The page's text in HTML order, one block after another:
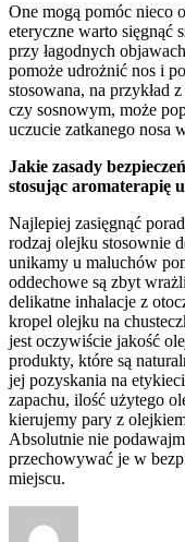
One mogą pomóc nieco
eteryczne warto sięgnąć
przy łagodnych
pomoże udrożnić nos i
stosowana, na przykład
czy sosnowym, może
uczucie zatkanego nosa
Jakie zasady
stosując aromaterapię
Najlepiej zasięgnąć
rodzaj olejku stosownie
unikamy u maluchów
oddechowe są zbyt
delikatne inhalacje z
kropel olejku na
jest oczywiście jakość
produkty, które są
jej pozyskania na
zapachu, ilość użytego
kierujemy pary z
Absolutnie nie
przechowywać je w
miejscu.